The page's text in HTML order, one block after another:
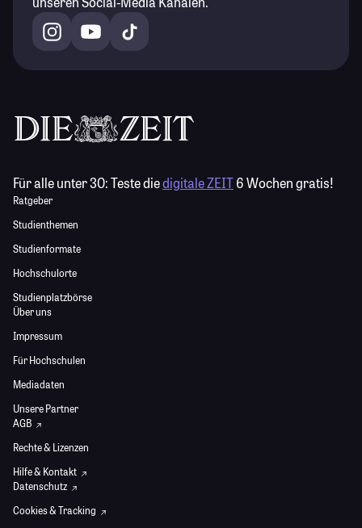
Für alle unter 30:Teste diedigitale ZEIT6 Wochen gratis!
Ratgeber
Studienthemen
Studienformate
Hochschulorte
Studienplatzbörse
Über uns
Impressum
Für Hochschulen
Mediadaten
Unsere Partner
AGB
Rechte & Lizenzen
Hilfe & Kontakt
Datenschutz
Cookies & Tracking